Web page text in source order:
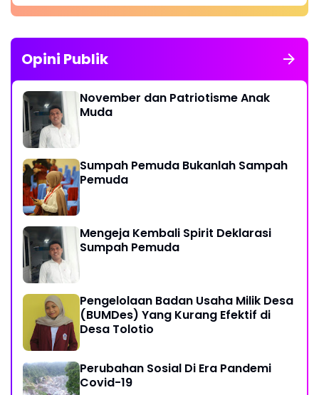
Opini Publik
November dan Patriotisme Anak
Muda
Sumpah Pemuda Bukanlah Sampah
Pemuda
Mengeja Kembali Spirit Deklarasi
Sumpah Pemuda
Pengelolaan Badan Usaha Milik Desa
(BUMDes) Yang Kurang Efektif di
Desa Tolotio
Perubahan Sosial Di Era Pandemi
Covid-19